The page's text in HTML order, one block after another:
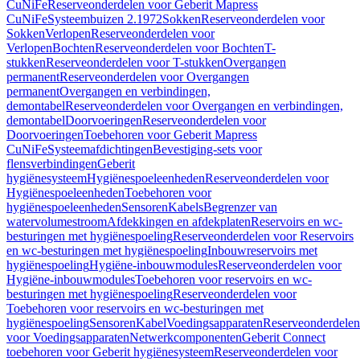
CuNiFeReserveonderdelen voor Geberit Mapress
CuNiFeSysteembuizen 2.1972SokkenReserveonderdelen voor
SokkenVerlopenReserveonderdelen voor
VerlopenBochtenReserveonderdelen voor BochtenT-
stukkenReserveonderdelen voor T-stukkenOvergangen
permanentReserveonderdelen voor Overgangen
permanentOvergangen en verbindingen,
demontabelReserveonderdelen voor Overgangen en verbindingen,
demontabelDoorvoeringenReserveonderdelen voor
DoorvoeringenToebehoren voor Geberit Mapress
CuNiFeSysteemafdichtingenBevestiging-sets voor
flensverbindingenGeberit
hygiënesysteemHygiënespoeleenhedenReserveonderdelen voor
HygiënespoeleenhedenToebehoren voor
hygiënespoeleenhedenSensorenKabelsBegrenzer van
watervolumestroomAfdekkingen en afdekplatenReservoirs en wc-
besturingen met hygiënespoelingReserveonderdelen voor Reservoirs
en wc-besturingen met hygiënespoelingInbouwreservoirs met
hygiënespoelingHygiëne-inbouwmodulesReserveonderdelen voor
Hygiëne-inbouwmodulesToebehoren voor reservoirs en wc-
besturingen met hygiënespoelingReserveonderdelen voor
Toebehoren voor reservoirs en wc-besturingen met
hygiënespoelingSensorenKabelVoedingsapparatenReserveonderdelen
voor VoedingsapparatenNetwerkcomponentenGeberit Connect
toebehoren voor Geberit hygiënesysteemReserveonderdelen voor